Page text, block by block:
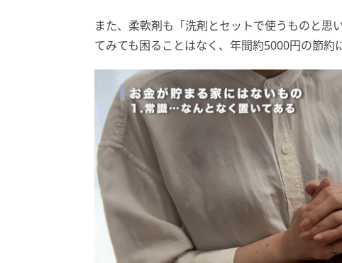
また、柔軟剤も「洗剤とセットで使うものと思
てみても困ることはなく、年間約5000円の節約